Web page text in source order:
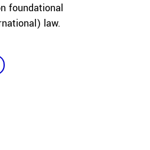
foundational
law.